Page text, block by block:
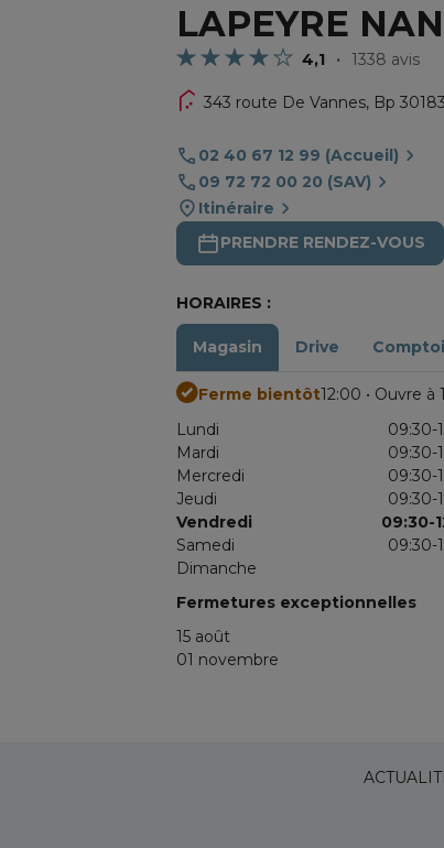
LAPEYRE
4,1 1338 avis
343 route De Vannes, Bp
02 40 67 12 99 (Accueil)
09 72 72 00 20 (SAV)
Itinéraire
PRENDRE RENDEZ-VOUS
HORAIRES :
Magasin Drive
Ferme bientôt12:00 • Ouvre à
Lundi
09:30-
Mardi
09:30-
Mercredi
09:30-
Jeudi
09:30-
Vendredi
09:30-
Samedi
09:30-
Dimanche
Fermetures exceptionnelles
15 août
01 novembre